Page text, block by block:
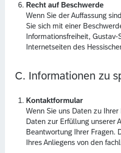
Recht auf Beschwerde
Wenn Sie der Auffassung
Sie sich mit einer
Informationsfreiheit,
Internetseiten des
C. Informationen zu
Kontaktformular
Wenn Sie uns Daten zu
Daten zur Erfüllung unserer
Beantwortung Ihrer Fragen.
Ihres Anliegens von den